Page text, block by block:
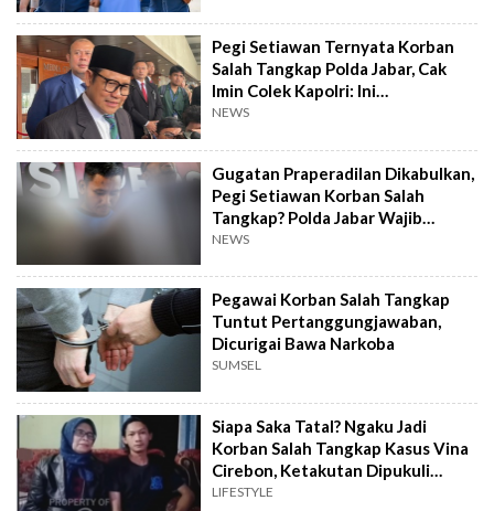
Pegi Setiawan Ternyata Korban
Salah Tangkap Polda Jabar, Cak
Imin Colek Kapolri: Ini
Menyedihkan!
NEWS
Gugatan Praperadilan Dikabulkan,
Pegi Setiawan Korban Salah
Tangkap? Polda Jabar Wajib
Lakukan Ini
NEWS
Pegawai Korban Salah Tangkap
Tuntut Pertanggungjawaban,
Dicurigai Bawa Narkoba
SUMSEL
Siapa Saka Tatal? Ngaku Jadi
Korban Salah Tangkap Kasus Vina
Cirebon, Ketakutan Dipukuli
Oknum
LIFESTYLE